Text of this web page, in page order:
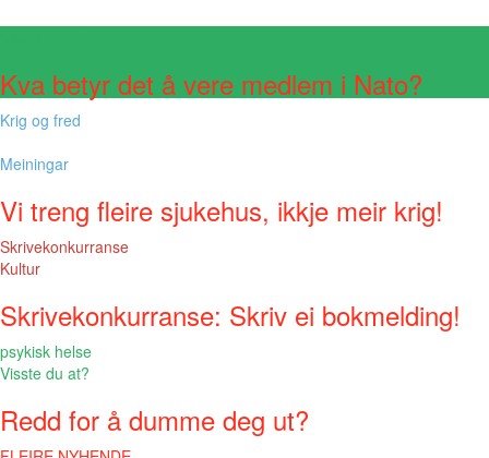
Kva betyr det å vere medlem i Nato?
Krig og fred
Meiningar
Vi treng fleire sjukehus, ikkje meir krig!
Skrivekonkurranse
Kultur
Skrivekonkurranse: Skriv ei bokmelding!
psykisk helse
Visste du at?
Redd for å dumme deg ut?